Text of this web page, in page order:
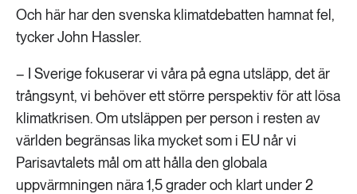
Och här har den svenska klimatdebatten hamnat fel,
tycker John Hassler.
– I Sverige fokuserar vi våra på egna utsläpp, det är
trångsynt, vi behöver ett större perspektiv för att lösa
klimatkrisen. Om utsläppen per person i resten av
världen begränsas lika mycket som i EU når vi
Parisavtalets mål om att hålla den globala
uppvärmningen nära 1,5 grader och klart under 2